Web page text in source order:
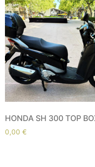
HONDA SH 300 TOP
0,00 €